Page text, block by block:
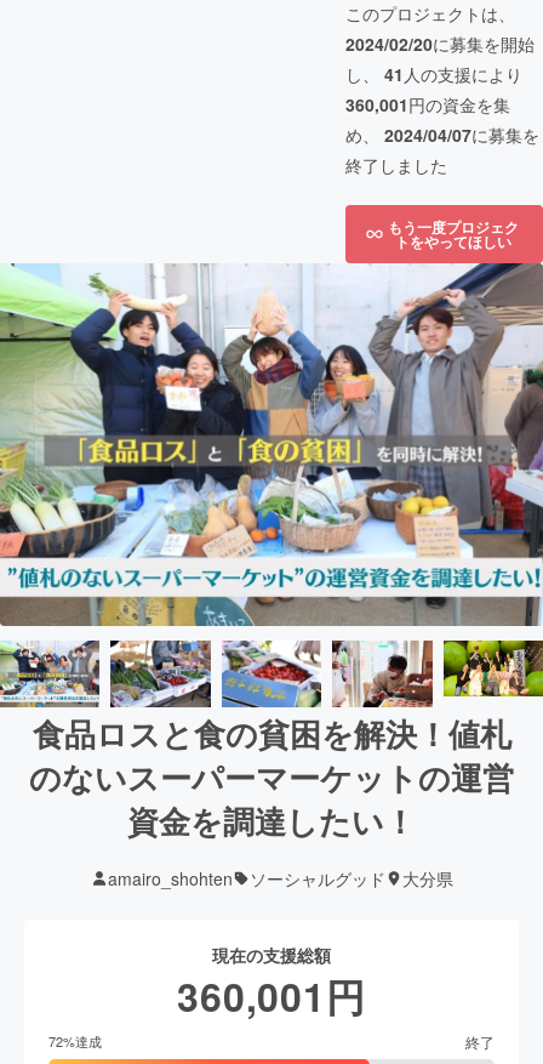
このプロジェクトは、
2024/02/20に募集を開始
し、 41 人の支援により
360,001円の資金を集
め、 2024/04/07に募集を
終了しました
もう一度プロジェク
トをやってほしい
食品ロスと食の貧困を解決！値札
のないスーパーマーケットの運営
資金を調達したい！
amairo_shohten ソーシャルグッド 大分県
現在の支援総額
360,001 円
72%達成 終了